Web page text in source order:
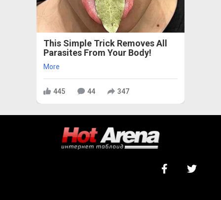
This Simple Trick Removes All
Parasites From Your Body!
More
445 44 347